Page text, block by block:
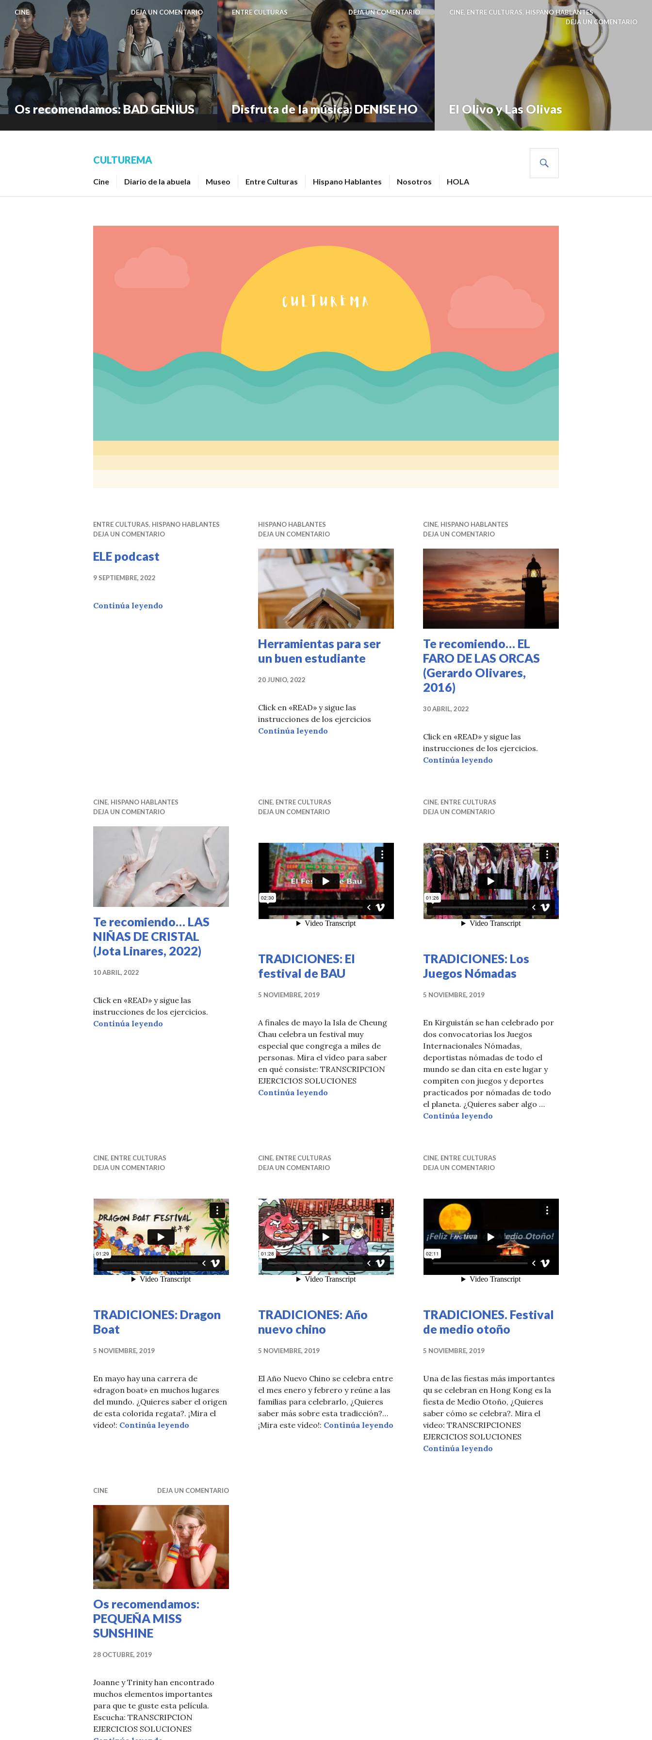
Saltar
contenido.
CINE DEJA UN COMENTARIO
Os recomendamos: BAD GENIUS
ENTRE CULTURAS DEJA UN COMENTARIO
Disfruta de la música: DENISE HO
CINE, ENTRE CULTURAS, HISPANO HABLANTES
DEJA UN COMENTARIO
El Olivo y Las Olivas
CULTUREMA
Cine Diario de la abuela Museo Entre Culturas Hispano Hablantes Nosotros HOLA
ENTRE CULTURAS, HISPANO HABLANTES
DEJA UN COMENTARIO
ELE podcast
9 SEPTIEMBRE, 2022
Continúa leyendo
HISPANO HABLANTES
DEJA UN COMENTARIO
Herramientas para ser
un buen estudiante
20 JUNIO, 2022
Click en «READ» y sigue las
instrucciones de los ejercicios
Continúa leyendo
CINE, HISPANO HABLANTES
DEJA UN COMENTARIO
Te recomiendo… EL
FARO DE LAS ORCAS
(Gerardo Olivares,
2016)
30 ABRIL, 2022
Click en «READ» y sigue las
instrucciones de los ejercicios.
Continúa leyendo
CINE, HISPANO HABLANTES
DEJA UN COMENTARIO
Te recomiendo… LAS
NIÑAS DE CRISTAL
(Jota Linares, 2022)
10 ABRIL, 2022
Click en «READ» y sigue las
instrucciones de los ejercicios.
Continúa leyendo Te recomiendo… LAS NIÑAS DE CRISTAL (Jota Linares, 2022)
CINE, ENTRE CULTURAS
DEJA UN COMENTARIO
TRADICIONES: El
festival de BAU
5 NOVIEMBRE, 2019
A finales de mayo la Isla de Cheung
Chau celebra un festival muy
especial que congrega a miles de
personas. Mira el vídeo para saber
en qué consiste: TRANSCRIPCION
EJERCICIOS SOLUCIONES
Continúa leyendo TRADICIONES: El festival de BAU
CINE, ENTRE CULTURAS
DEJA UN COMENTARIO
TRADICIONES: Los
Juegos Nómadas
5 NOVIEMBRE, 2019
En Kirguistán se han celebrado por
dos convocatorias los Juegos
Internacionales Nómadas,
deportistas nómadas de todo el
mundo se dan cita en este lugar y
compiten con juegos y deportes
practicados por nómadas de todo
el planeta. ¿Quieres saber algo …
Continúa leyendo
CINE, ENTRE CULTURAS
DEJA UN COMENTARIO
TRADICIONES: Dragon
Boat
5 NOVIEMBRE, 2019
En mayo hay una carrera de
«dragon boat» en muchos lugares
del mundo. ¿Quieres saber el origen
de esta colorida regata?. ¡Mira el
vídeo!: Continúa leyendo TRADICIONES: Dragon Boat
CINE, ENTRE CULTURAS
DEJA UN COMENTARIO
TRADICIONES: Año
nuevo chino
5 NOVIEMBRE, 2019
El Año Nuevo Chino se celebra entre
el mes enero y febrero y reúne a las
familias para celebrarlo, ¿Quieres
saber más sobre esta tradicción?…
¡Mira este vídeo!: Continúa leyendo TRADICIONES: Año nuevo chino
CINE, ENTRE CULTURAS
DEJA UN COMENTARIO
TRADICIONES. Festival
de medio otoño
5 NOVIEMBRE, 2019
Una de las fiestas más importantes
qu se celebran en Hong Kong es la
fiesta de Medio Otoño, ¿Quieres
saber cómo se celebra?. Mira el
video: TRANSCRIPCIONES
EJERCICIOS SOLUCIONES
Continúa leyendo
CINE DEJA UN COMENTARIO
Os recomendamos:
PEQUEÑA MISS
SUNSHINE
28 OCTUBRE, 2019
Joanne y Trinity han encontrado
muchos elementos importantes
para que te guste esta película.
Escucha: TRANSCRIPCION
EJERCICIOS SOLUCIONES